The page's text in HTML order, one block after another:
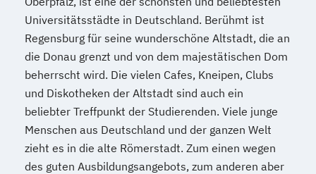
Universitätsstädte in Deutschland. Berühmt ist
Regensburg für seine wunderschöne Altstadt, die an
die Donau grenzt und von dem majestätischen Dom
beherrscht wird. Die vielen Cafes, Kneipen, Clubs
und Diskotheken der Altstadt sind auch ein
beliebter Treffpunkt der Studierenden. Viele junge
Menschen aus Deutschland und der ganzen Welt
zieht es in die alte Römerstadt. Zum einen wegen
des guten Ausbildungsangebots, zum anderen aber